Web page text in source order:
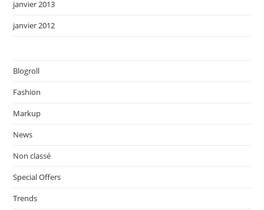
janvier 2013
janvier 2012
Blogroll
Fashion
Markup
News
Non classé
Special Offers
Trends